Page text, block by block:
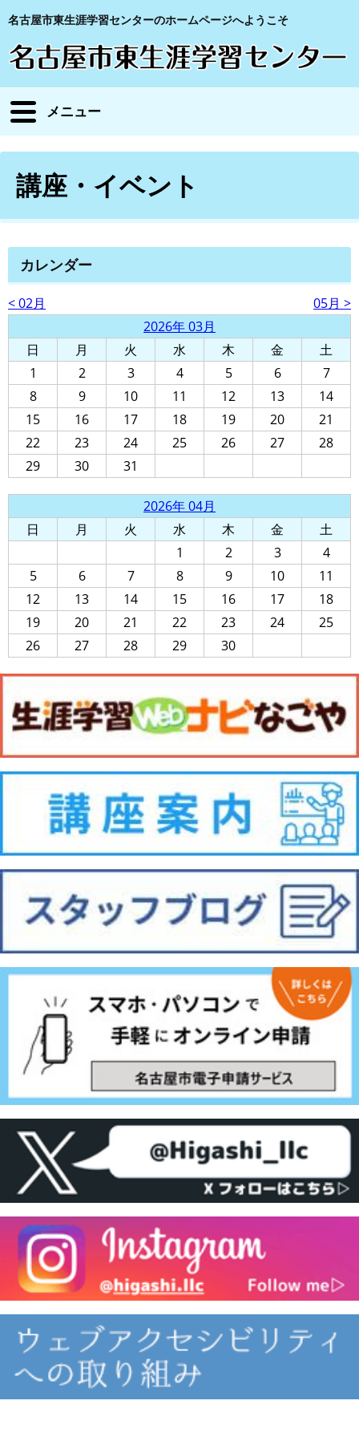
名古屋市東生涯学習センターのホームページへようこそ
メニュー
講座・イベント
カレンダー
< 02月
05月 >
2026年 03月
日
月 火 水 木 金
土
1
2 3 4 5 6
7
8
9 10 11 12 13
14
15
16 17 18 19 20
21
22
23 24 25 26 27
28
29
30 31
2026年 04月
日
月 火 水 木 金
土
1
2 3
4
5
6 7 8 9 10
11
12
13 14 15 16 17
18
19
20 21 22 23 24
25
26
27 28 29 30